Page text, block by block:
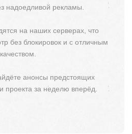
надоедливой рекламы.
на наших серверах, что
без блокировок и с отличным
качеством.
анонсы предстоящих
проекта за неделю вперёд.